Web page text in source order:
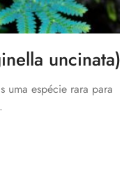
uncinata)
uma espécie rara para